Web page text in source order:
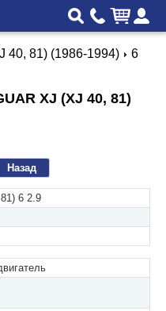
40, 81) (1986-1994)
6
XJ (XJ 40, 81)
Назад
6 2.9